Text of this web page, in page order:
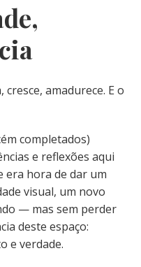
amadurece. E o
completados)
e reflexões aqui
era hora de dar um
visual, um novo
— mas sem perder
deste espaço:
e verdade.